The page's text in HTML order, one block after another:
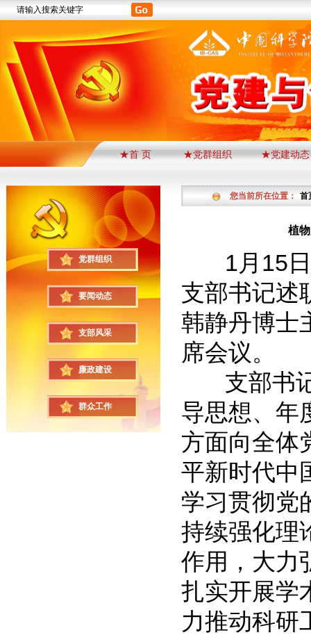
★首 页 ★党群组织 ★党建动态
党群组织
要闻动态
支部风采
廉政建设
群众工作
您当前所在位置： 首
植
1月15日
支部书记述
韩静丹博士
席会议。
支部书记
导思想、年
方面向全体
平新时代中
学习贯彻党
持续强化理
作用，大力
扎实开展学
力推动科研